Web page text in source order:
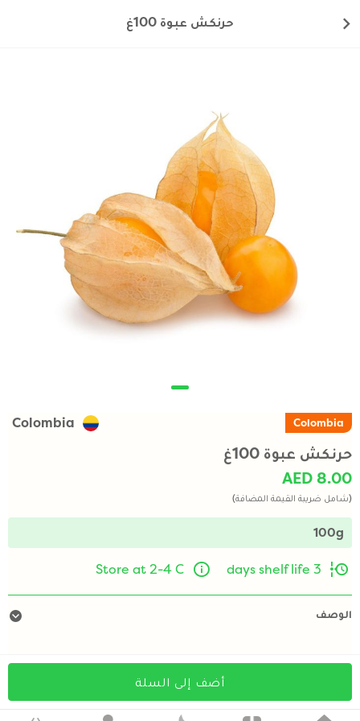
حرنكش عبوة 100غ
Colombia
Colombia
حرنكش عبوة 100غ
AED 8.00
(شامل ضريبة القيمة المضافة)
100g
3 days shelf life
Store at 2-4 C
الوصف
أضف إلى السلة